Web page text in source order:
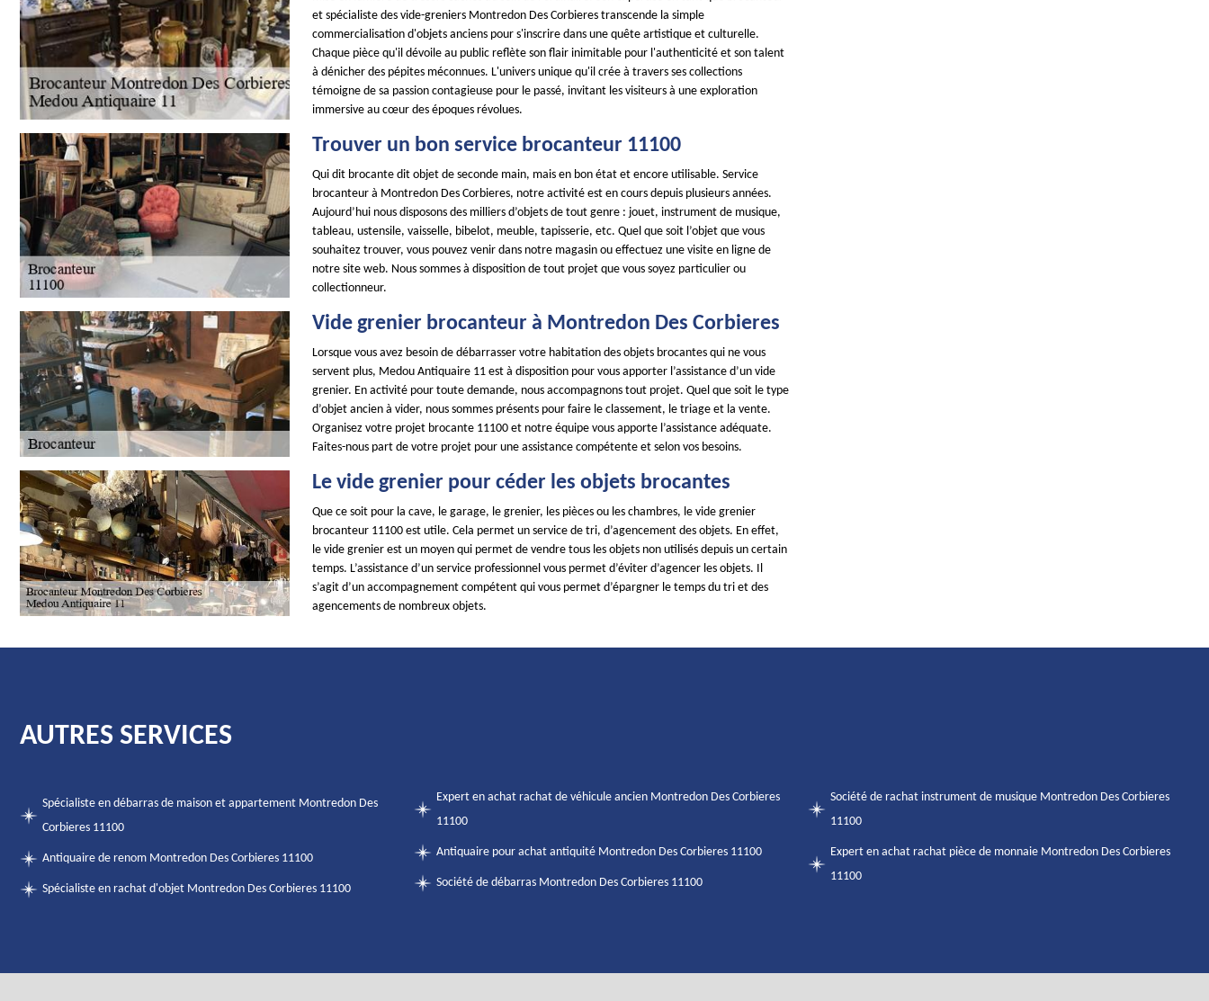
et spécialiste des vide-greniers Montredon Des Corbieres transcende la simple
commercialisation d'objets anciens pour s'inscrire dans une quête artistique et culturelle.
Chaque pièce qu'il dévoile au public reflète son flair inimitable pour l'authenticité et son talent
à dénicher des pépites méconnues. L'univers unique qu'il crée à travers ses collections
témoigne de sa passion contagieuse pour le passé, invitant les visiteurs à une exploration
immersive au cœur des époques révolues.
Trouver un bon service brocanteur 11100
Qui dit brocante dit objet de seconde main, mais en bon état et encore utilisable. Service
brocanteur à Montredon Des Corbieres, notre activité est en cours depuis plusieurs années.
Aujourd’hui nous disposons des milliers d’objets de tout genre : jouet, instrument de musique,
tableau, ustensile, vaisselle, bibelot, meuble, tapisserie, etc. Quel que soit l’objet que vous
souhaitez trouver, vous pouvez venir dans notre magasin ou effectuez une visite en ligne de
notre site web. Nous sommes à disposition de tout projet que vous soyez particulier ou
collectionneur.
Vide grenier brocanteur à Montredon Des Corbieres
Lorsque vous avez besoin de débarrasser votre habitation des objets brocantes qui ne vous
servent plus, Medou Antiquaire 11 est à disposition pour vous apporter l’assistance d’un vide
grenier. En activité pour toute demande, nous accompagnons tout projet. Quel que soit le type
d’objet ancien à vider, nous sommes présents pour faire le classement, le triage et la vente.
Organisez votre projet brocante 11100 et notre équipe vous apporte l’assistance adéquate.
Faites-nous part de votre projet pour une assistance compétente et selon vos besoins.
Le vide grenier pour céder les objets brocantes
Que ce soit pour la cave, le garage, le grenier, les pièces ou les chambres, le vide grenier
brocanteur 11100 est utile. Cela permet un service de tri, d’agencement des objets. En effet,
le vide grenier est un moyen qui permet de vendre tous les objets non utilisés depuis un certain
temps. L’assistance d’un service professionnel vous permet d’éviter d’agencer les objets. Il
s’agit d’un accompagnement compétent qui vous permet d’épargner le temps du tri et des
agencements de nombreux objets.
AUTRES SERVICES
Spécialiste en débarras de maison et appartement Montredon Des
Corbieres 11100
Antiquaire de renom Montredon Des Corbieres 11100
Spécialiste en rachat d'objet Montredon Des Corbieres 11100
Expert en achat rachat de véhicule ancien Montredon Des Corbieres
11100
Antiquaire pour achat antiquité Montredon Des Corbieres 11100
Société de débarras Montredon Des Corbieres 11100
Société de rachat instrument de musique Montredon Des Corbieres
11100
Expert en achat rachat pièce de monnaie Montredon Des Corbieres
11100